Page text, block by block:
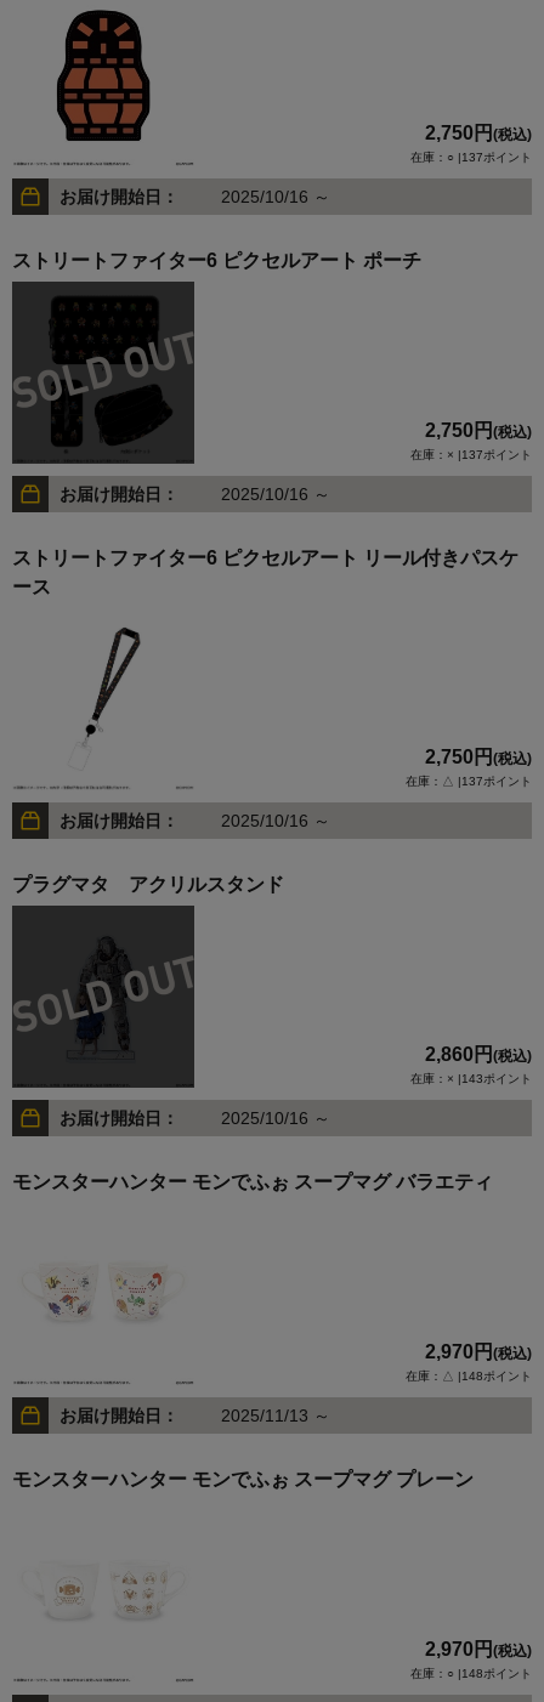
2,750円 (税込)
在庫：○ |137ポイント
お届け開始日： 2025/10/16 ～
ストリートファイター6 ピクセルアート ポーチ
2,750円 (税込)
在庫：× |137ポイント
お届け開始日： 2025/10/16 ～
ストリートファイター6 ピクセルアート リール付きパスケ
ース
2,750円 (税込)
在庫：△ |137ポイント
お届け開始日： 2025/10/16 ～
プラグマタ アクリルスタンド
2,860円 (税込)
在庫：× |143ポイント
お届け開始日： 2025/10/16 ～
モンスターハンター モンでふぉ スープマグ バラエティ
2,970円 (税込)
在庫：△ |148ポイント
お届け開始日： 2025/11/13 ～
モンスターハンター モンでふぉ スープマグ プレーン
2,970円 (税込)
在庫：○ |148ポイント